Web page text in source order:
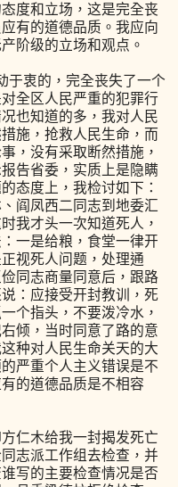
度和立场，这是完全丧
有的道德品质。我应向
阶级的立场和观点。
于衷的，完全丧失了一个
全区人民严重的犯罪行
也知道的多，我对人民
施，抢救人民生命，而
，没有采取断然措施，
告省委，实质上是隐瞒
态度上，我检讨如下：
阎凤西二同志到地委汇
我才头一次知道死人，
一是给粮，食堂一律开
视死人问题，处理通
同志商量同意后，跟路
：应接受开封教训，死
个指头，不要泼冷水，
倾，当时同意了路的意
种对人民生命关天的大
严重个人主义错误是不
的道德品质是不相容
仁木给我一封揭发死亡
志派工作组去检查，并
写的主要检查情况是否